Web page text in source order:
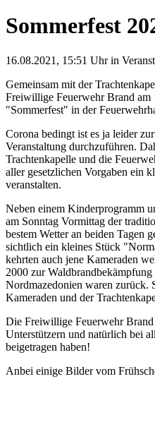
Sommerfest
16.08.2021, 15:51 Uhr in
Gemeinsam mit der
Freiwillige Feuerwehr Brand am
"Sommerfest" in der
Corona bedingt ist es ja leider
Veranstaltung durchzuführen.
Trachtenkapelle und die
aller gesetzlichen Vorgaben ein
veranstalten.
Neben einem Kinderprogramm
am Sonntag Vormittag der
bestem Wetter an beiden Tagen
sichtlich ein kleines Stück
kehrten auch jene Kameraden
2000 zur
Nordmazedonien waren zurück.
Kameraden und der
Die Freiwillige Feuerwehr
Unterstützern und natürlich bei
beigetragen haben!
Anbei einige Bilder vom